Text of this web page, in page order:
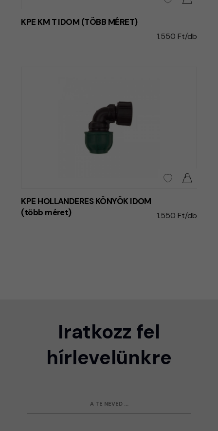
KPE KM T IDOM (TÖBB MÉRET)
1.550 Ft/db
KPE HOLLANDERES KÖNYÖK IDOM
(több méret)
1.550 Ft/db
Iratkozz fel
hírlevelünkre